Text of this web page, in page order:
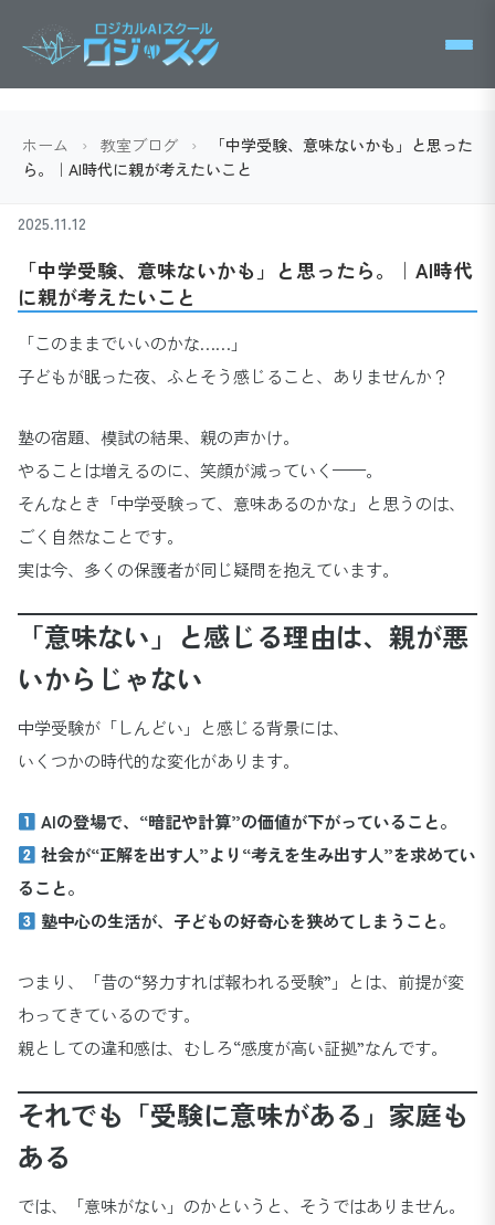
ホーム › 教室ブログ ›
「中学受験、意味ないかも」と思った
ら。｜AI時代に親が考えたいこと
2025.11.12
「中学受験、意味ないかも」と思ったら。｜AI時代
に親が考えたいこと
「このままでいいのかな……」
子どもが眠った夜、ふとそう感じること、ありませんか？
塾の宿題、模試の結果、親の声かけ。
やることは増えるのに、笑顔が減っていく——。
そんなとき「中学受験って、意味あるのかな」と思うのは、
ごく自然なことです。
実は今、多くの保護者が同じ疑問を抱えています。
「意味ない」と感じる理由は、親が悪
いからじゃない
中学受験が「しんどい」と感じる背景には、
いくつかの時代的な変化があります。
AIの登場で、“暗記や計算”の価値が下がっていること。
社会が“正解を出す人”より“考えを生み出す人”を求めてい
ること。
塾中心の生活が、子どもの好奇心を狭めてしまうこと。
つまり、「昔の“努力すれば報われる受験”」とは、前提が変
わってきているのです。
親としての違和感は、むしろ“感度が高い証拠”なんです。
それでも「受験に意味がある」家庭も
ある
では、「意味がない」のかというと、そうではありません。